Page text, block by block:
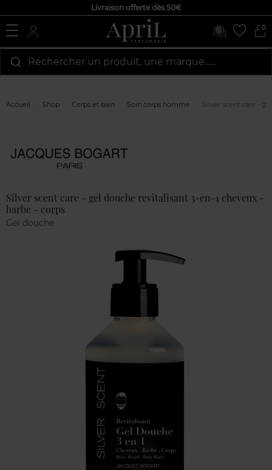
Livraison offerte dès 50€
0
Rechercher un produit, une marque…...
Accueil Shop Corps et bain Soin corps homme Silver scent care -
Silver scent care - gel douche revitalisant 3-en-1 cheveux -
barbe - corps
Gel douche